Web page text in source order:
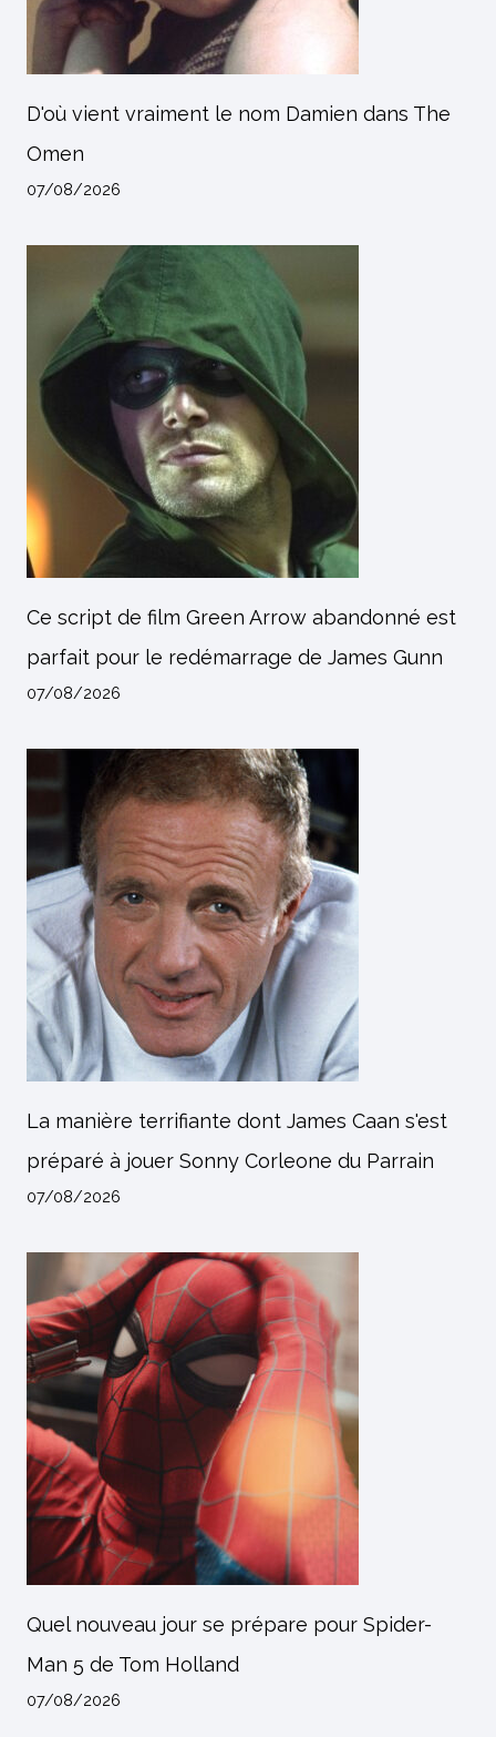
D'où vient vraiment le nom Damien dans The
Omen
07/08/2026
Ce script de film Green Arrow abandonné est
parfait pour le redémarrage de James Gunn
07/08/2026
La manière terrifiante dont James Caan s'est
préparé à jouer Sonny Corleone du Parrain
07/08/2026
Quel nouveau jour se prépare pour Spider-
Man 5 de Tom Holland
07/08/2026